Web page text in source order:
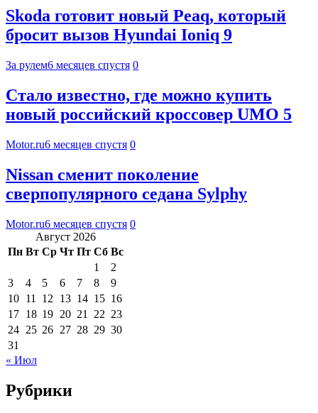
Skoda готовит новый Peaq, который
бросит вызов Hyundai Ioniq 9
За рулем6 месяцев спустя 0
Стало известно, где можно купить
новый российский кроссовер UMO 5
Motor.ru6 месяцев спустя 0
Nissan сменит поколение
сверпопулярного седана Sylphy
Motor.ru6 месяцев спустя 0
Август 2026
Пн Вт Ср Чт Пт Сб Вс
1
2
3
4 5 6 7 8
9
10 11 12 13 14 15 16
17 18 19 20 21 22 23
24 25 26 27 28 29 30
31
« Июл
Рубрики